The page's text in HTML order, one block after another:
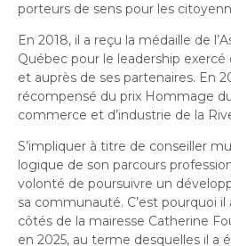
porteurs de sens pour les
En 2018, il a reçu la médaille de
Québec pour le leadership
et auprès de ses partenaires. En
récompensé du prix Hommage
commerce et d’industrie de la
S’impliquer à titre de conseiller
logique de son parcours
volonté de poursuivre un
sa communauté. C’est pourquoi il
côtés de la mairesse Catherine
en 2025, au terme desquelles il a